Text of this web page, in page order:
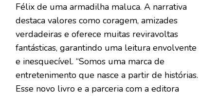
Félix de uma armadilha maluca. A narrativa
destaca valores como coragem, amizades
verdadeiras e oferece muitas reviravoltas
fantásticas, garantindo uma leitura envolvente
e inesquecível. “Somos uma marca de
entretenimento que nasce a partir de histórias.
Esse novo livro e a parceria com a editora